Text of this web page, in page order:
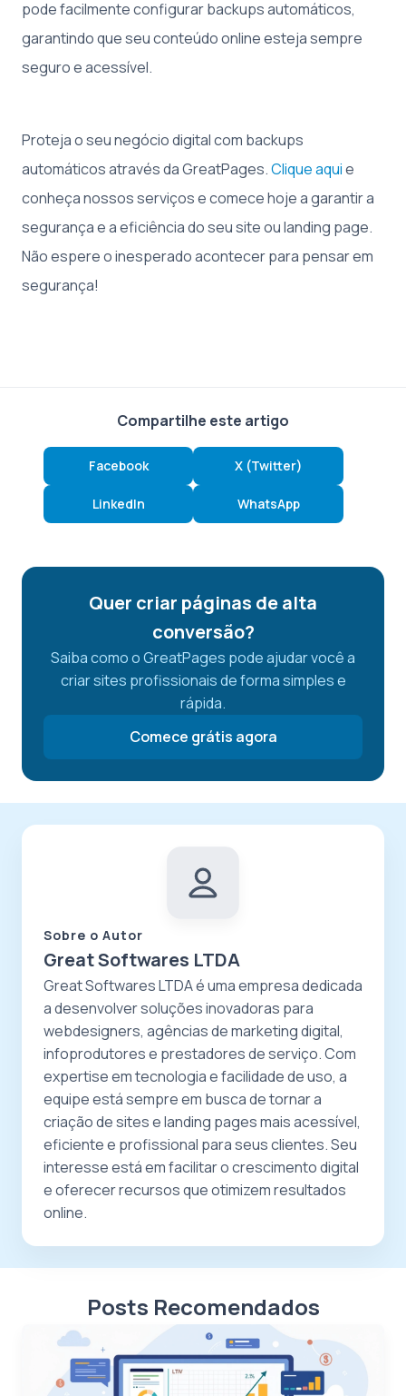
pode facilmente configurar backups automáticos,
garantindo que seu conteúdo online esteja sempre
seguro e acessível.
Proteja o seu negócio digital com backups
automáticos através da GreatPages.Clique aquie
conheça nossos serviços e comece hoje a garantir a
segurança e a eficiência do seu site ou landing page.
Não espere o inesperado acontecer para pensar em
segurança!
Compartilhe este artigo
Facebook X (Twitter)
LinkedIn WhatsApp
Quer criar páginas de alta
conversão?
Saiba como o GreatPages pode ajudar você a
criar sites profissionais de forma simples e
rápida.
Comece grátis agora
Sobre o Autor
Great Softwares LTDA
Great Softwares LTDA é uma empresa dedicada
a desenvolver soluções inovadoras para
webdesigners, agências de marketing digital,
infoprodutores e prestadores de serviço. Com
expertise em tecnologia e facilidade de uso, a
equipe está sempre em busca de tornar a
criação de sites e landing pages mais acessível,
eficiente e profissional para seus clientes. Seu
interesse está em facilitar o crescimento digital
e oferecer recursos que otimizem resultados
online.
Posts Recomendados